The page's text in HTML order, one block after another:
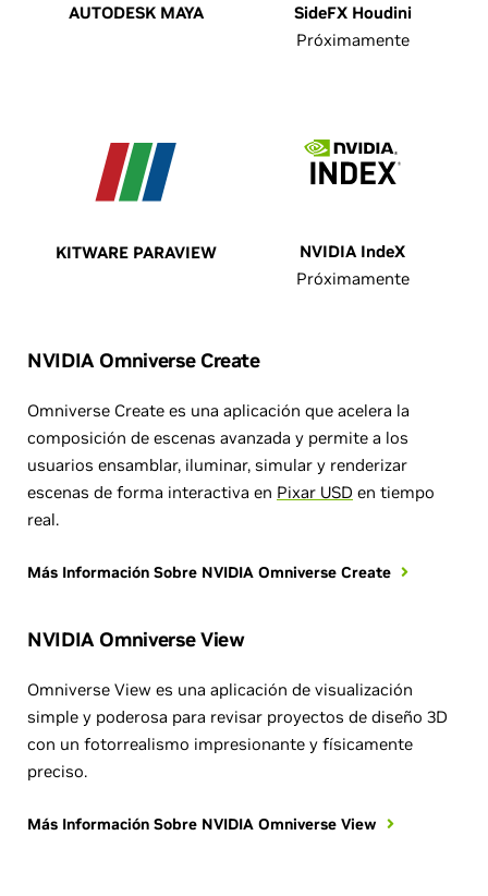
AUTODESK MAYA
SideFX Houdini
Próximamente
KITWARE PARAVIEW
NVIDIA IndeX
Próximamente
NVIDIA Omniverse Create
Omniverse Create es una aplicación que acelera la
composición de escenas avanzada y permite a los
usuarios ensamblar, iluminar, simular y renderizar
escenas de forma interactiva en Pixar USD en tiempo
real.
Más Información Sobre NVIDIA Omniverse Create
NVIDIA Omniverse View
Omniverse View es una aplicación de visualización
simple y poderosa para revisar proyectos de diseño 3D
con un fotorrealismo impresionante y físicamente
preciso.
Más Información Sobre NVIDIA Omniverse View